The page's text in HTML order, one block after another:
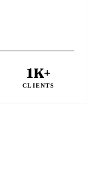
1K+
CLIENTS